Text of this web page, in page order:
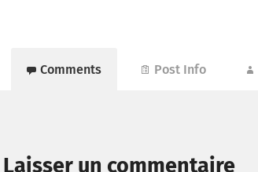
Comments Post Info
Laisser un commentaire